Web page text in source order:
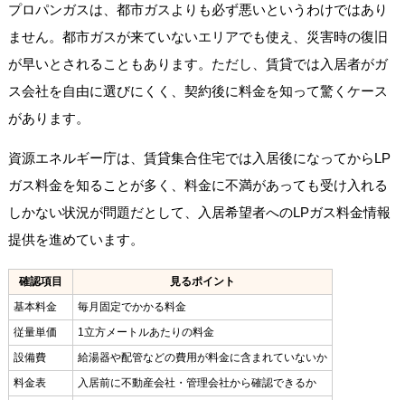
プロパンガスは、都市ガスよりも必ず悪いというわけではあり
ません。都市ガスが来ていないエリアでも使え、災害時の復旧
が早いとされることもあります。ただし、賃貸では入居者がガ
ス会社を自由に選びにくく、契約後に料金を知って驚くケース
があります。
資源エネルギー庁は、賃貸集合住宅では入居後になってからLP
ガス料金を知ることが多く、料金に不満があっても受け入れる
しかない状況が問題だとして、入居希望者へのLPガス料金情報
提供を進めています。
確認項目
見るポイント
基本料金
毎月固定でかかる料金
従量単価
1立方メートルあたりの料金
設備費
給湯器や配管などの費用が料金に含まれていないか
料金表
入居前に不動産会社・管理会社から確認できるか